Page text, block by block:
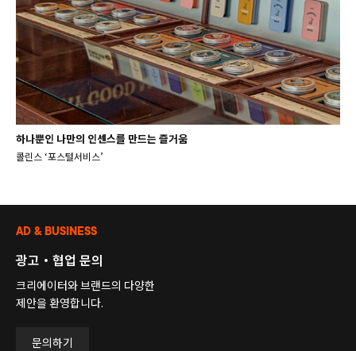
하나뿐인 나만의 인센스를 만드는 즐거움
콜린스 ‘포스털서비스’
AD & BUSINESS
광고・협업 문의
크리에이터와 브랜드의 다양한
제안을 환영합니다.
문의하기